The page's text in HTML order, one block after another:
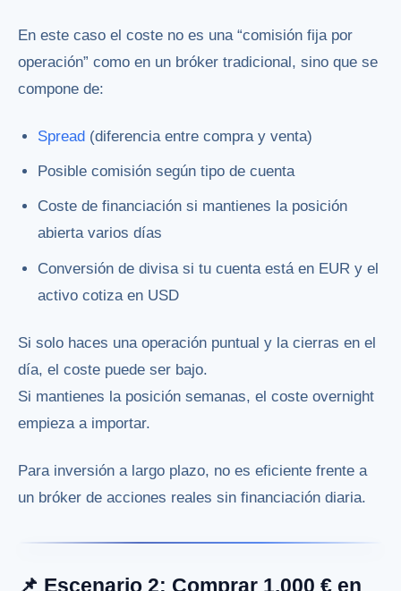
En este caso el coste no es una “comisión fija por
operación” como en un bróker tradicional, sino que se
compone de:
Spread (diferencia entre compra y venta)
Posible comisión según tipo de cuenta
Coste de financiación si mantienes la posición
abierta varios días
Conversión de divisa si tu cuenta está en EUR y el
activo cotiza en USD
Si solo haces una operación puntual y la cierras en el
día, el coste puede ser bajo.
Si mantienes la posición semanas, el coste overnight
empieza a importar.
Para inversión a largo plazo, no es eficiente frente a
un bróker de acciones reales sin financiación diaria.
📌 Escenario 2: Comprar 1.000 € en